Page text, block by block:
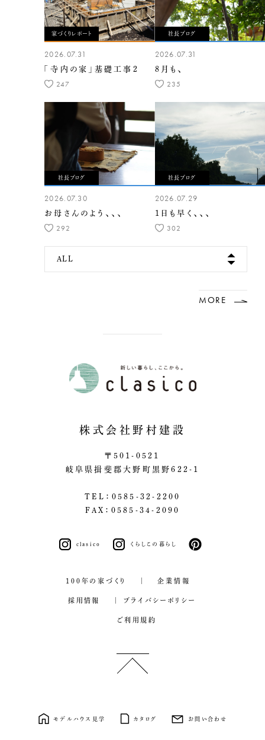
モデルハウス見学 カタログ お問い合わせ
家づくりレポート
2026.07.31
「寺内の家」基礎工事2
247
社長ブログ
2026.07.31
8月も、
235
社長ブログ
2026.07.30
お母さんのよう、、、
292
社長ブログ
2026.07.29
1日も早く、、、
302
ALL
MORE
株式会社野村建設
〒501-0521
岐阜県揖斐郡大野町黒野622-1
TEL：0585-32-2200
FAX：0585-34-2090
clasico くらしこの暮らし
100年の家づくり 企業情報
採用情報 プライバシーポリシー
ご利用規約